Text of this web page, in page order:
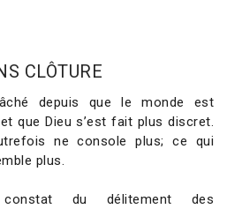
CLÔTURE
depuis que le monde est
que Dieu s’est fait plus discret.
ne console plus; ce qui
plus.
du délitement des